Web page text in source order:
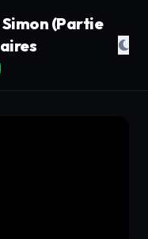
(Partie